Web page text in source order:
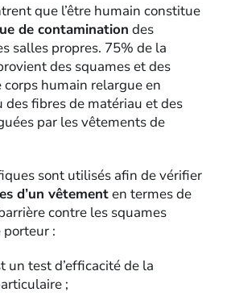
que l’être humain constitue
de contamination des
salles propres. 75% de la
des squames et des
corps humain relargue en
des fibres de matériau et des
par les vêtements de
sont utilisés afin de vérifier
d’un vêtementen termes de
contre les squames
:
un test d’efficacité de la
;